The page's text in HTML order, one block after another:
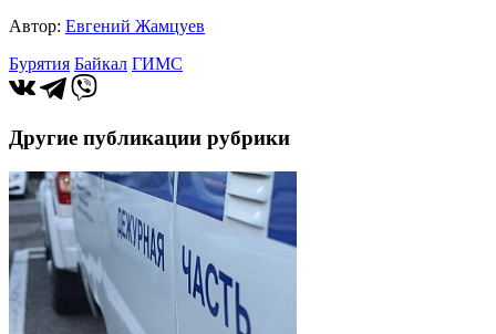
Автор: Евгений Жамцуев
Бурятия Байкал ГИМС
Другие публикации рубрики